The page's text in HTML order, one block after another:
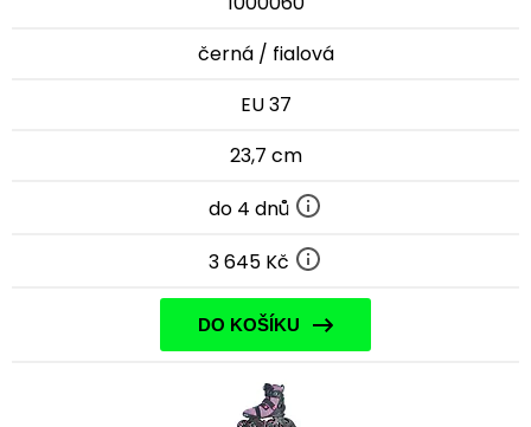
černá / fialová
EU 37
23,7 cm
do 4 dnů
3 645 Kč
DO KOŠÍKU